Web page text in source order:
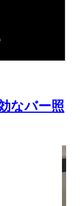
なバー照